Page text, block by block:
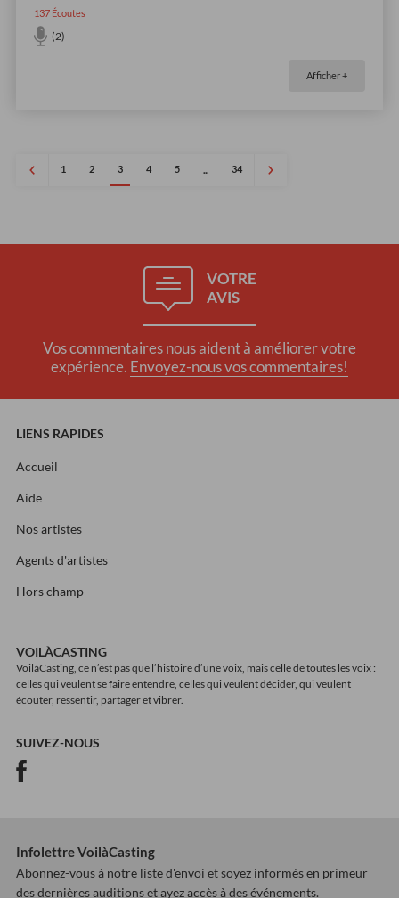
137Écoutes
(2)
Afficher +
1 2 3 4 5 ... 34
VOTRE
AVIS
Vos commentaires nous aident à améliorer votre
expérience. Envoyez-nous vos commentaires!
LIENS RAPIDES
Accueil
Aide
Nos artistes
Agents d'artistes
Hors champ
VOILÀCASTING
VoilàCasting, ce n’est pas que l’histoire d’une voix, mais celle de toutes les voix :
celles qui veulent se faire entendre, celles qui veulent décider, qui veulent
écouter, ressentir, partager et vibrer.
SUIVEZ-NOUS
Infolettre VoilàCasting
Abonnez-vous à notre liste d'envoi et soyez informés en primeur
des dernières auditions et ayez accès à des événements.